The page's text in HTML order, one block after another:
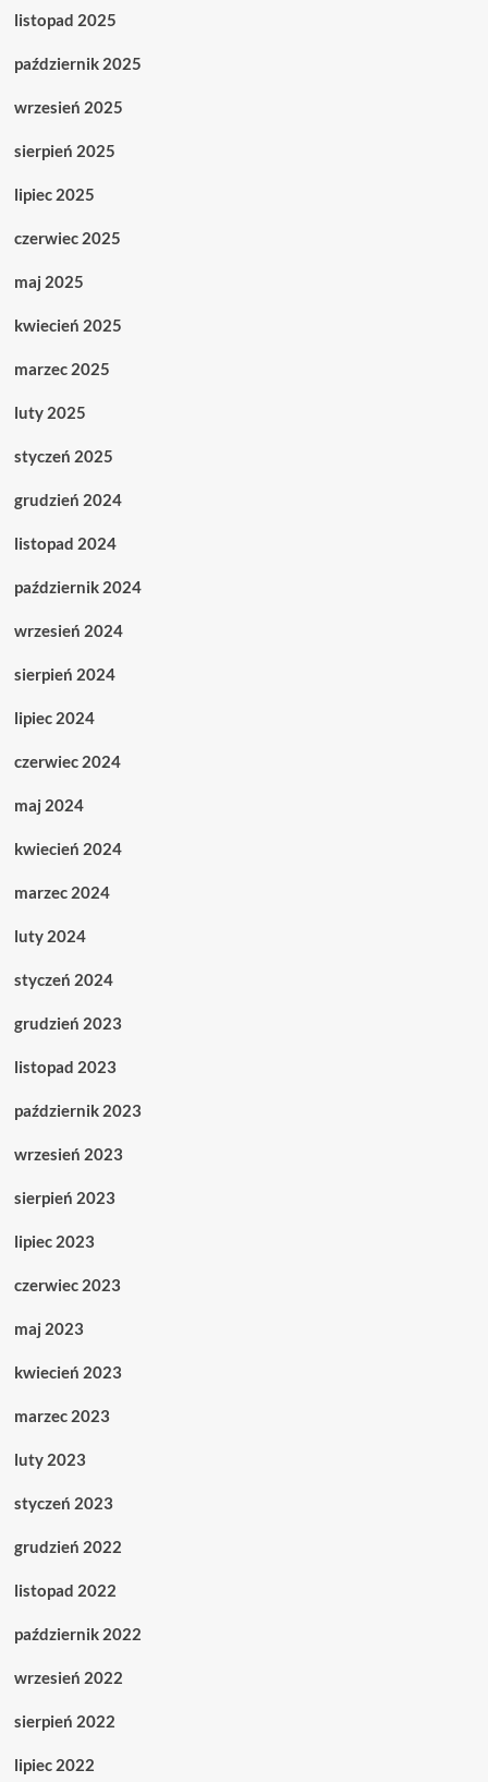
listopad 2025
październik 2025
wrzesień 2025
sierpień 2025
lipiec 2025
czerwiec 2025
maj 2025
kwiecień 2025
marzec 2025
luty 2025
styczeń 2025
grudzień 2024
listopad 2024
październik 2024
wrzesień 2024
sierpień 2024
lipiec 2024
czerwiec 2024
maj 2024
kwiecień 2024
marzec 2024
luty 2024
styczeń 2024
grudzień 2023
listopad 2023
październik 2023
wrzesień 2023
sierpień 2023
lipiec 2023
czerwiec 2023
maj 2023
kwiecień 2023
marzec 2023
luty 2023
styczeń 2023
grudzień 2022
listopad 2022
październik 2022
wrzesień 2022
sierpień 2022
lipiec 2022